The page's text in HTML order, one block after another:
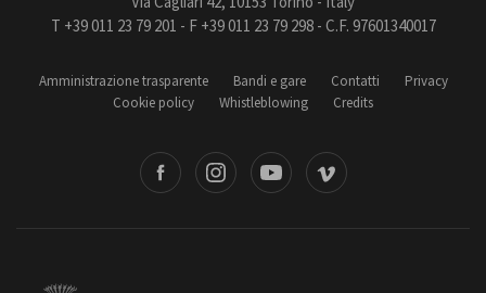
T +39 011 23 79 201 - F +39 011 23 79 298 - C.F. 97601340017
Amministrazione trasparente Bandi e gare Contatti
Privacy
Cookie policy
Whistleblowing Credits
Vimeo